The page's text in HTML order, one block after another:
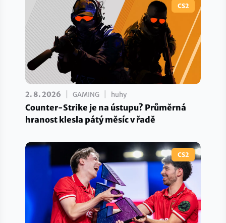
CS2
2. 8. 2026 GAMING huhy
Counter-Strike je na ústupu? Průměrná
hranost klesla pátý měsíc v řadě
CS2